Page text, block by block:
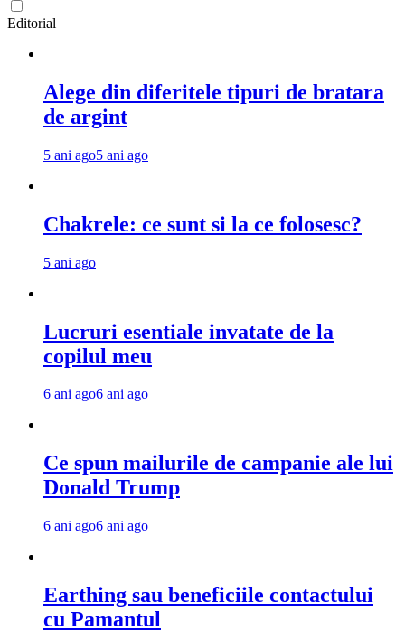
Editorial
Alege din diferitele tipuri de bratara
de argint
5 ani ago5 ani ago
Chakrele: ce sunt si la ce folosesc?
5 ani ago
Lucruri esentiale invatate de la
copilul meu
6 ani ago6 ani ago
Ce spun mailurile de campanie ale lui
Donald Trump
6 ani ago6 ani ago
Earthing sau beneficiile contactului
cu Pamantul